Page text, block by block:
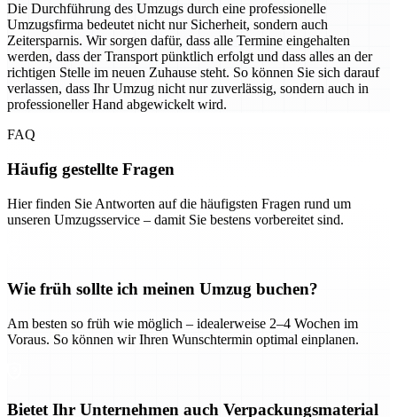
Die Durchführung des Umzugs durch eine professionelle
Umzugsfirma bedeutet nicht nur Sicherheit, sondern auch
Zeitersparnis. Wir sorgen dafür, dass alle Termine eingehalten
werden, dass der Transport pünktlich erfolgt und dass alles an der
richtigen Stelle im neuen Zuhause steht. So können Sie sich darauf
verlassen, dass Ihr Umzug nicht nur zuverlässig, sondern auch in
professioneller Hand abgewickelt wird.
FAQ
Häufig gestellte Fragen
Hier finden Sie Antworten auf die häufigsten Fragen rund um
unseren Umzugsservice – damit Sie bestens vorbereitet sind.
Wie früh sollte ich meinen Umzug buchen?
Am besten so früh wie möglich – idealerweise 2–4 Wochen im
Voraus. So können wir Ihren Wunschtermin optimal einplanen.
Bietet Ihr Unternehmen auch Verpackungsmaterial